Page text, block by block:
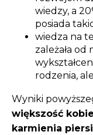
wiedzy, a
posiada
wiedza na
zależała od
rodzenia,
Wyniki
większość
karmienia